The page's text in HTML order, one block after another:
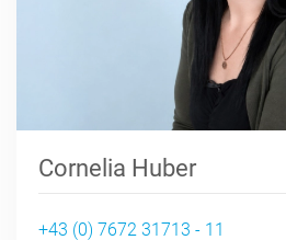
Cornelia Huber
+43 (0) 7672 31713 - 11